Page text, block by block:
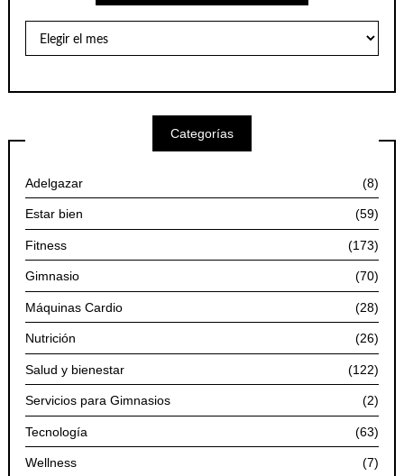
Artículos
Categorías
Adelgazar (8)
Estar bien (59)
Fitness (173)
Gimnasio (70)
Máquinas Cardio (28)
Nutrición (26)
Salud y bienestar (122)
Servicios para Gimnasios (2)
Tecnología (63)
Wellness (7)